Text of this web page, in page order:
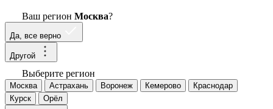
Ваш регион Москва?
Да, все верно
Другой
Выберите регион
Москва Астрахань Воронеж Кемерово
Краснодар
Курск
Орёл